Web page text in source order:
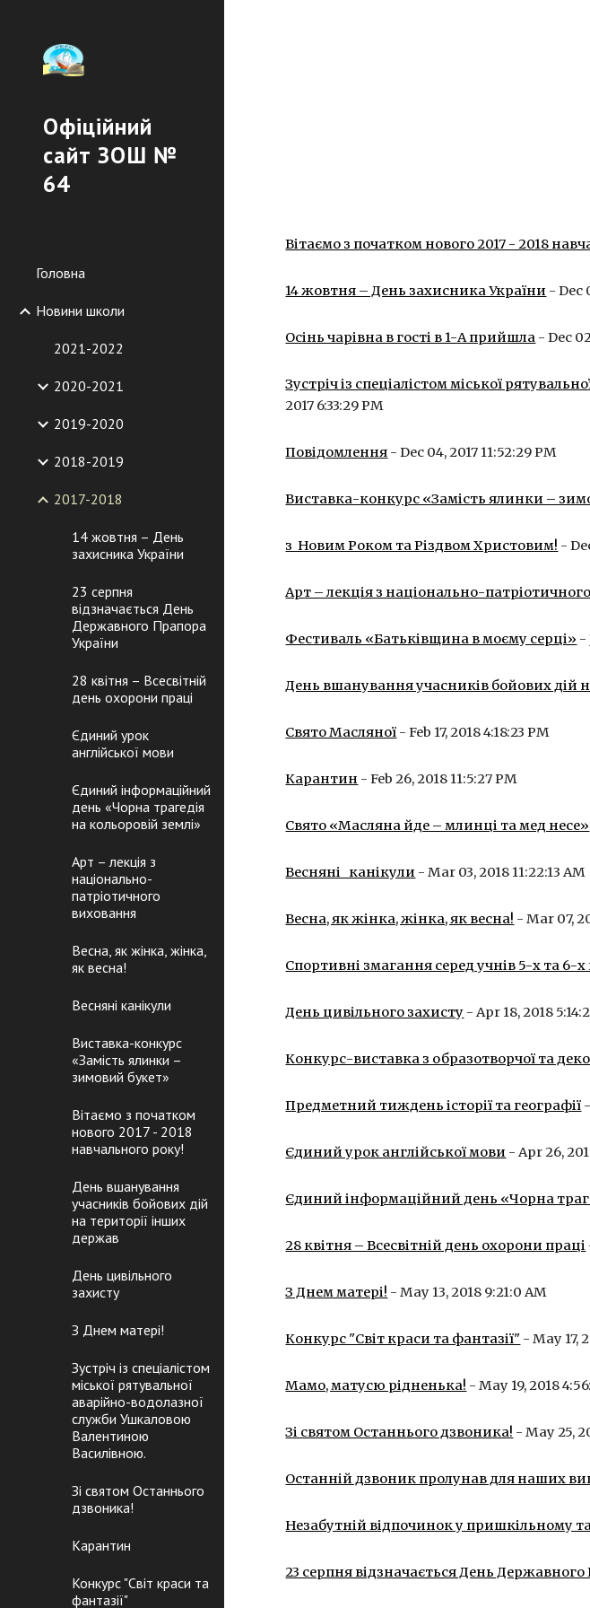
Офіційний
сайт ЗОШ №
64
Головна
Новини школи
2021-2022
2020-2021
2019-2020
2018-2019
2017-2018
14 жовтня – День
захисника України
23 серпня
відзначається День
Державного Прапора
України
28 квітня – Всесвітній
день охорони праці
Єдиний урок
англійської мови
Єдиний інформаційний
день «Чорна трагедія
на кольоровій землі»
Арт – лекція з
національно-
патріотичного
виховання
Весна, як жінка, жінка,
як весна!
Весняні канікули
Виставка-конкурс
«Замість ялинки –
зимовий букет»
Вітаємо з початком
нового 2017 - 2018
навчального року!
День вшанування
учасників бойових дій
на території інших
держав
День цивільного
захисту
З Днем матері!
Зустріч із спеціалістом
міської рятувальної
аварійно-водолазної
служби Ушкаловою
Валентиною
Василівною.
Зі святом Останнього
дзвоника!
Карантин
Конкурс "Світ краси та
фантазії"
Вітаємо з початком нового 2017 - 2018
14 жовтня – День захисника України - Dec
Осінь чарівна в гості в 1-А прийшла - Dec
Зустріч із спеціалістом міської
2017 6:33:29 PM
Повідомлення - Dec 04, 2017 11:52:29 PM
Виставка-конкурс «Замість ялинки –
з  Новим Роком та Різдвом Христовим! -
Арт – лекція з національно-
Фестиваль «Батьківщина в моєму серці» -
День вшанування учасників бойових дій
Свято Масляної - Feb 17, 2018 4:18:23 PM
Карантин - Feb 26, 2018 11:5:27 PM
Свято «Масляна йде – млинці та мед несе»
Весняні   канікули - Mar 03, 2018 11:22:13 AM
Весна, як жінка, жінка, як весна! - Mar 07,
Спортивні змагання серед учнів 5-х та 6-х
День цивільного захисту - Apr 18, 2018
Конкурс-виставка з образотворчої та
Предметний тиждень історії та географії
Єдиний урок англійської мови - Apr 26,
Єдиний інформаційний день «Чорна
28 квітня – Всесвітній день охорони праці
З Днем матері! - May 13, 2018 9:21:0 AM
Конкурс "Світ краси та фантазії" - May 17,
Мамо, матусю рідненька! - May 19, 2018
Зі святом Останнього дзвоника! - May 25,
Останній дзвоник пролунав для наших
Незабутній відпочинок у пришкільному
23 серпня відзначається День